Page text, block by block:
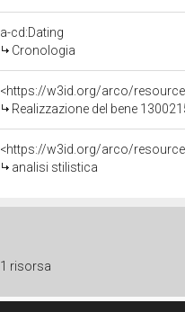
a-cd:Dating
Cronologia
<https://w3id.org/arco/
Realizzazione del bene
<https://w3id.org/arco/
analisi stilistica
1 risorsa